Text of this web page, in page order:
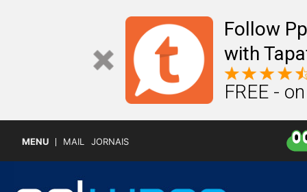
Follow
with
FREE -
MENU MAIL JORNAIS